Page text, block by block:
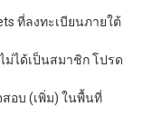
ที่ลงทะเบียนภายใต้
ม่ได้เป็นสมาชิก โปรด
อบ (เพิ่ม) ในพื้นที่